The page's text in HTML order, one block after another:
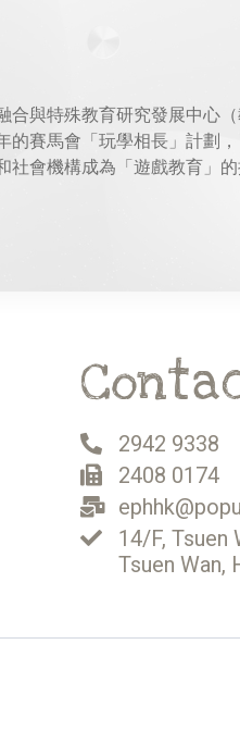
合與特殊教育研究發展中心
的賽馬會「玩學相長」計劃，
社會機構成為「遊戲教育」
2942 9338
2408 0174
14/F, Tsuen
Tsuen Wan,